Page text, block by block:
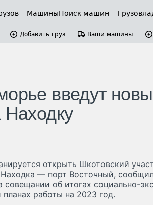
МашиныПоиск машин
Добавить груз Ваши машины
введут
Находку
открыть Шкотовский
— порт Восточный, сообщил
об итогах социально-
работы на 2023 год.